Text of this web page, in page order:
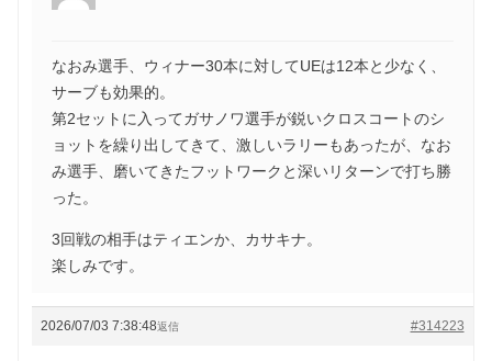
なおみ選手、ウィナー30本に対してUEは12本と少なく、
サーブも効果的。
第2セットに入ってガサノワ選手が鋭いクロスコートのシ
ョットを繰り出してきて、激しいラリーもあったが、なお
み選手、磨いてきたフットワークと深いリターンで打ち勝
った。
3回戦の相手はティエンか、カサキナ。
楽しみです。
2026/07/03 7:38:48 #314223
返信